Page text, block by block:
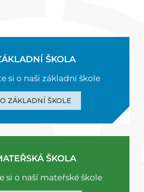
ŠKOLA
si o naši základní škole
O ZÁKLADNÍ ŠKOLE
ŠKOLA
si o naší mateřské škole